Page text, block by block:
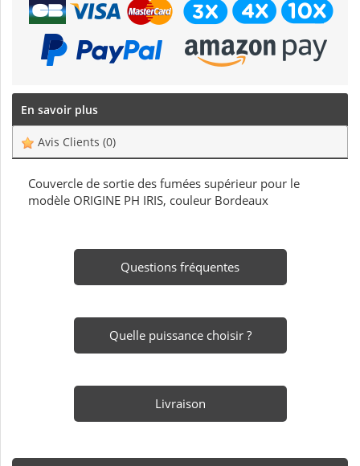
En savoir plus
Avis Clients (0)
Couvercle de sortie des fumées supérieur pour le
modèle ORIGINE PH IRIS, couleur Bordeaux
Questions fréquentes
Quelle puissance choisir ?
Livraison